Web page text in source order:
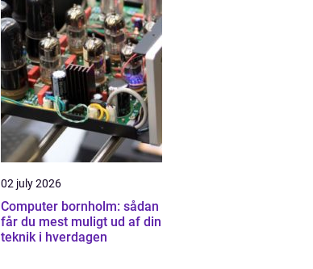
02 july 2026
Computer bornholm: sådan
får du mest muligt ud af din
teknik i hverdagen